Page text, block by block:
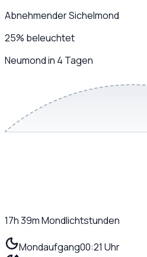
Abnehmender Sichelmond
25% beleuchtet
Neumond in 4 Tagen
17h 39mMondlichtstunden
Mondaufgang00:21 Uhr